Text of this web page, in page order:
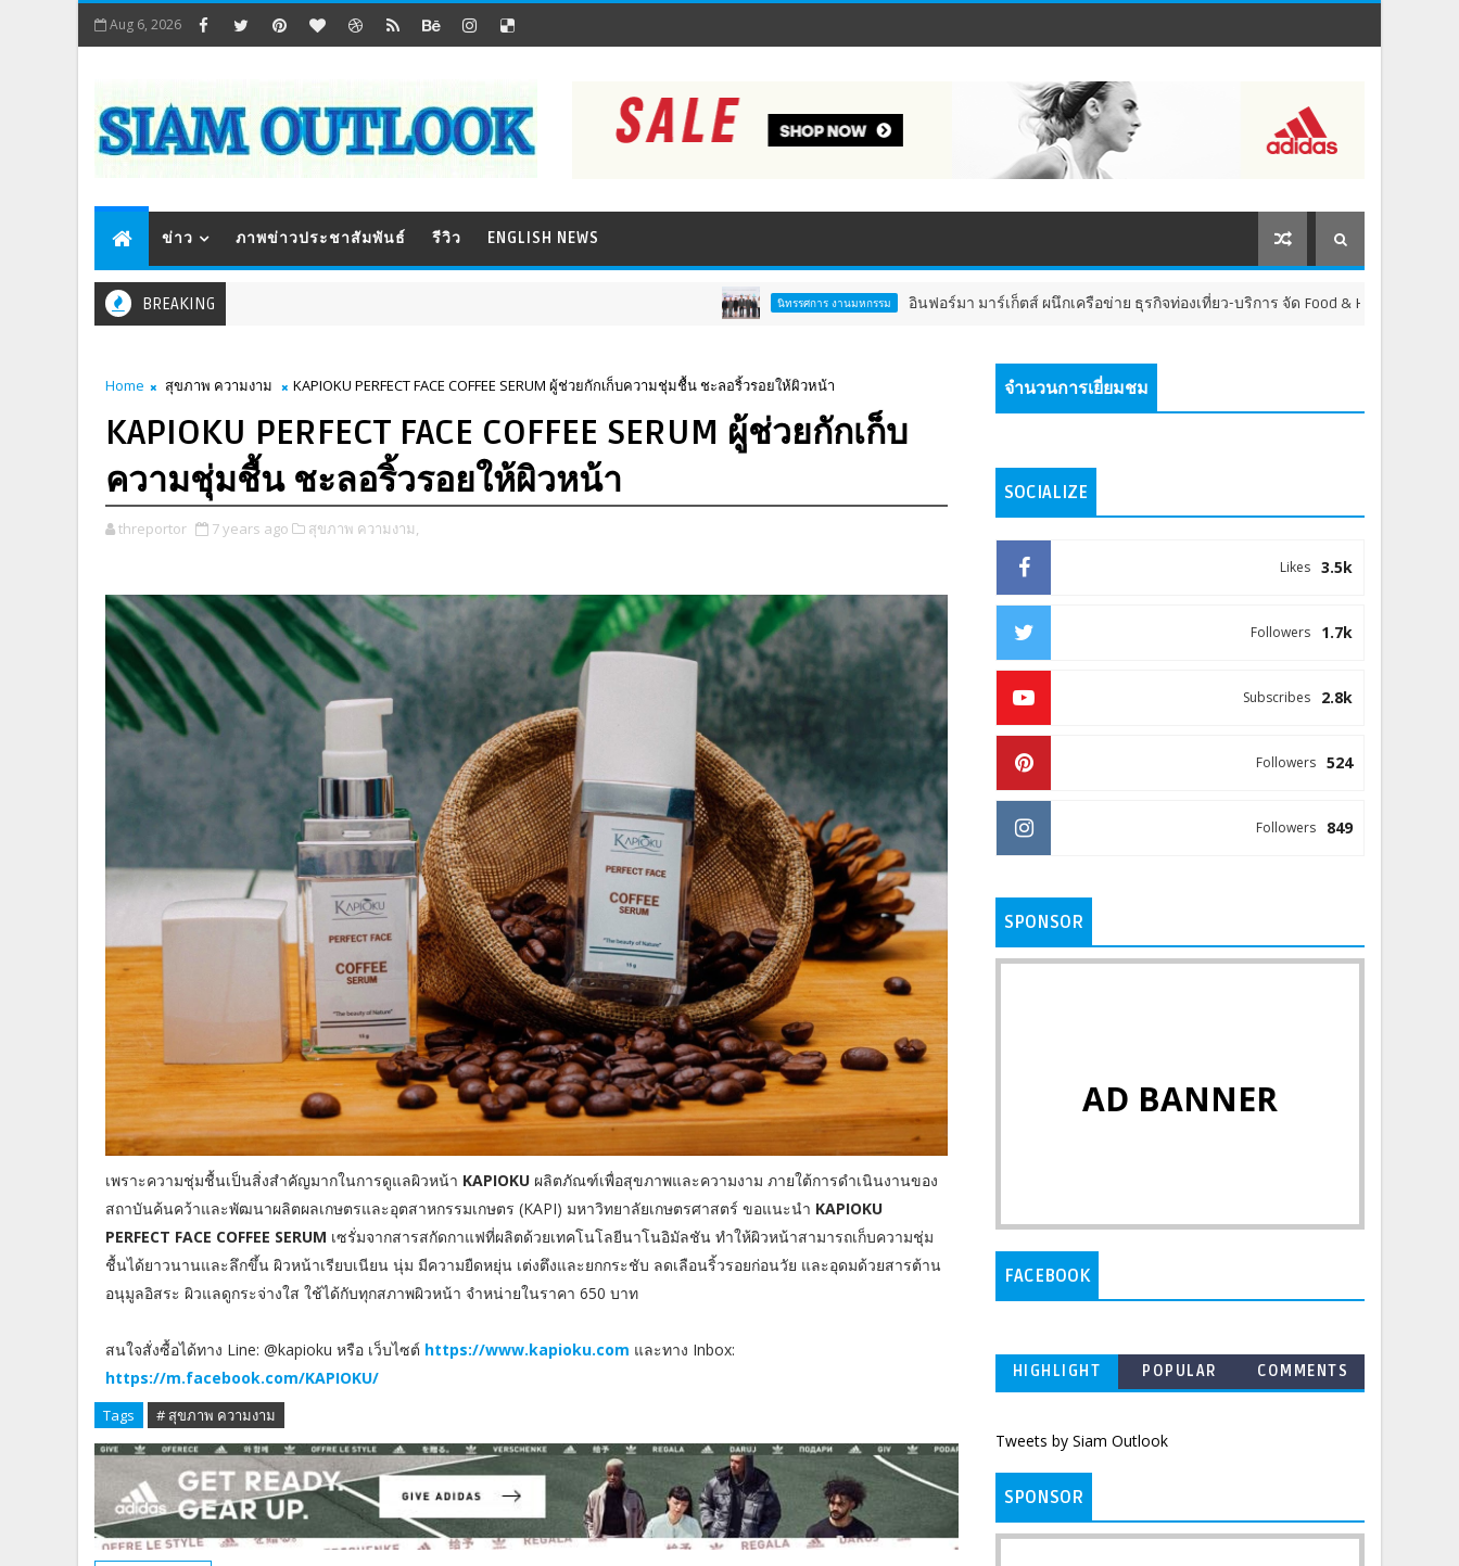
Aug 6, 2026
ข่าว ภาพข่าวประชาสัมพันธ์ รีวิว ENGLISH NEWS
BREAKING นิทรรศการ งานมหกรรม อินฟอร์มา มาร์เก็ตส์ ผนึกเครือข่าย ธุรกิจท่องเที่ยว-บริการ จัด Food & Hospitality Thailand
Home สุขภาพ ความงาม KAPIOKU PERFECT FACE COFFEE SERUM ผู้ช่วยกักเก็บความชุ่มชื้น ชะลอริ้วรอยให้ผิวหน้า
KAPIOKU PERFECT FACE COFFEE SERUM ผู้ช่วยกักเก็บ
ความชุ่มชื้น ชะลอริ้วรอยให้ผิวหน้า
threportor 7 years ago สุขภาพ ความงาม,
เพราะความชุ่มชื้นเป็นสิ่งสำคัญมากในการดูแลผิวหน้า KAPIOKU ผลิตภัณฑ์เพื่อสุขภาพและความงาม ภายใต้การดำเนินงานของ
สถาบันค้นคว้าและพัฒนาผลิตผลเกษตรและอุตสาหกรรมเกษตร (KAPI) มหาวิทยาลัยเกษตรศาสตร์ ขอแนะนำ KAPIOKU
PERFECT FACE COFFEE SERUM เซรั่มจากสารสกัดกาแฟที่ผลิตด้วยเทคโนโลยีนาโนอิมัลชัน ทำให้ผิวหน้าสามารถเก็บความชุ่ม
ชื้นได้ยาวนานและลึกขึ้น ผิวหน้าเรียบเนียน นุ่ม มีความยืดหยุ่น เต่งตึงและยกกระชับ ลดเลือนริ้วรอยก่อนวัย และอุดมด้วยสารต้าน
อนุมูลอิสระ ผิวแลดูกระจ่างใส ใช้ได้กับทุกสภาพผิวหน้า จำหน่ายในราคา 650 บาท
สนใจสั่งซื้อได้ทาง Line: @kapioku หรือ เว็บไซต์ https://www.kapioku.com และทาง Inbox:
https://m.facebook.com/KAPIOKU/
Tags # สุขภาพ ความงาม
จำนวนการเยี่ยมชม
SOCIALIZE
3.5k
Likes
1.7k
Followers
2.8k
Subscribes
524
Followers
849
Followers
SPONSOR
AD BANNER
FACEBOOK
HIGHLIGHT POPULAR COMMENTS
Tweets by Siam Outlook
SPONSOR